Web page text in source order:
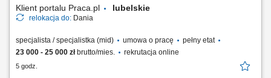
Klient portalu Praca.pl lubelskie
relokacja do: Dania
specjalista / specjalistka (mid) umowa o pracę
pełny etat
23 000 - 25 000 złbrutto/mies. rekrutacja online
5 godz.